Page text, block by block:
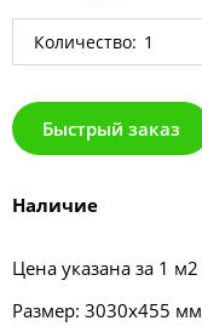
Количество:
Быстрый заказ
Наличие
Цена указана за 1 м2
Размер: 3030х455 мм